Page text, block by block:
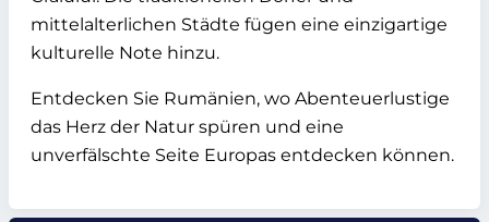
mittelalterlichen Städte fügen eine einzigartige
kulturelle Note hinzu.
Entdecken Sie Rumänien, wo Abenteuerlustige
das Herz der Natur spüren und eine
unverfälschte Seite Europas entdecken können.